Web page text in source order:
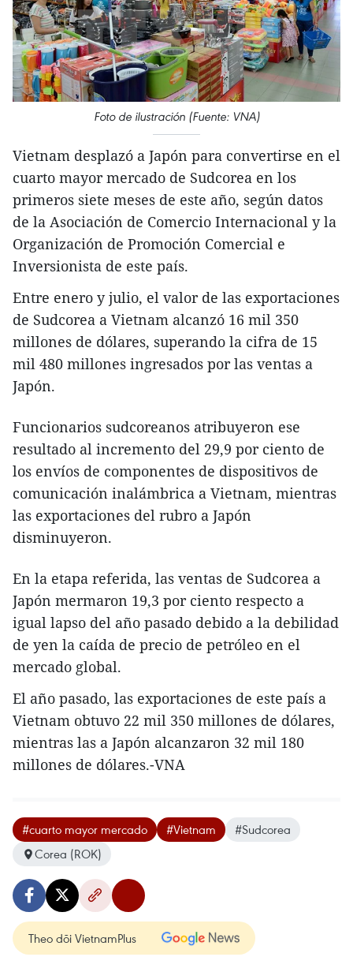
Foto de ilustración (Fuente: VNA)
Vietnam desplazó a Japón para convertirse en el
cuarto mayor mercado de Sudcorea en los
primeros siete meses de este año, según datos
de la Asociación de Comercio Internacional y la
Organización de Promoción Comercial e
Inversionista de este país.
Entre enero y julio, el valor de las exportaciones
de Sudcorea a Vietnam alcanzó 16 mil 350
millones de dólares, superando la cifra de 15
mil 480 millones ingresados por las ventas a
Japón.
Funcionarios sudcoreanos atribuyeron ese
resultado al incremento del 29,9 por ciento de
los envíos de componentes de dispositivos de
comunicación inalámbrica a Vietnam, mientras
las exportaciones del rubro a Japón
disminuyeron.
En la etapa referida, las ventas de Sudcorea a
Japón mermaron 19,3 por ciento respecto a
igual lapso del año pasado debido a la debilidad
de yen la caída de precio de petróleo en el
mercado global.
El año pasado, las exportaciones de este país a
Vietnam obtuvo 22 mil 350 millones de dólares,
mientras las a Japón alcanzaron 32 mil 180
millones de dólares.-VNA
#cuarto mayor mercado #Vietnam
#Sudcorea
Corea (ROK)
Theo dõi VietnamPlus